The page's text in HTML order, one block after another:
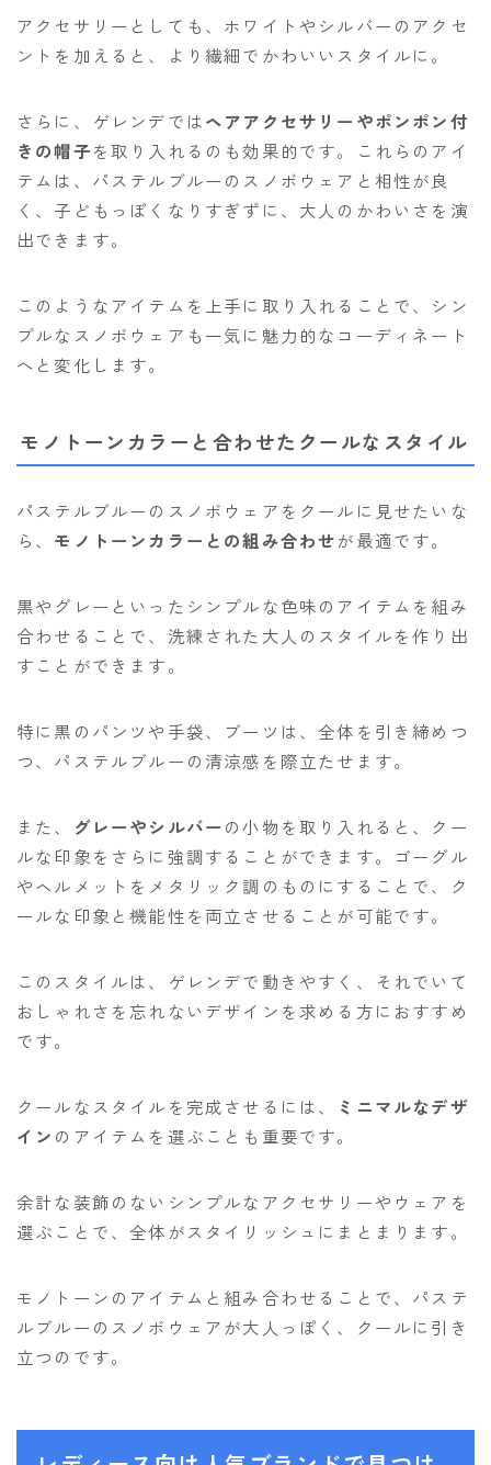
アクセサリーとしても、ホワイトやシルバーのアクセ
ントを加えると、より繊細でかわいいスタイルに。
さらに、ゲレンデではヘアアクセサリーやポンポン付
きの帽子を取り入れるのも効果的です。これらのアイ
テムは、パステルブルーのスノボウェアと相性が良
く、子どもっぽくなりすぎずに、大人のかわいさを演
出できます。
このようなアイテムを上手に取り入れることで、シン
プルなスノボウェアも一気に魅力的なコーディネート
へと変化します。
モノトーンカラーと合わせたクールなスタイル
パステルブルーのスノボウェアをクールに見せたいな
ら、 モノトーンカラーとの組み合わせが最適です。
黒やグレーといったシンプルな色味のアイテムを組み
合わせることで、洗練された大人のスタイルを作り出
すことができます。
特に黒のパンツや手袋、ブーツは、全体を引き締めつ
つ、パステルブルーの清涼感を際立たせます。
また、 グレーやシルバー の小物を取り入れると、クー
ルな印象をさらに強調することができます。ゴーグル
やヘルメットをメタリック調のものにすることで、ク
ールな印象と機能性を両立させることが可能です。
このスタイルは、ゲレンデで動きやすく、それでいて
おしゃれさを忘れないデザインを求める方におすすめ
です。
クールなスタイルを完成させるには、
ミニマルなデザ
イン のアイテムを選ぶことも重要です。
余計な装飾のないシンプルなアクセサリーやウェアを
選ぶことで、全体がスタイリッシュにまとまります。
モノトーンのアイテムと組み合わせることで、パステ
ルブルーのスノボウェアが大人っぽく、クールに引き
立つのです。